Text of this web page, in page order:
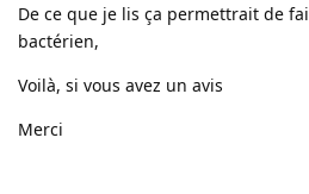
De ce que je lis ça permettrait de
bactérien,
Voilà, si vous avez un avis
Merci